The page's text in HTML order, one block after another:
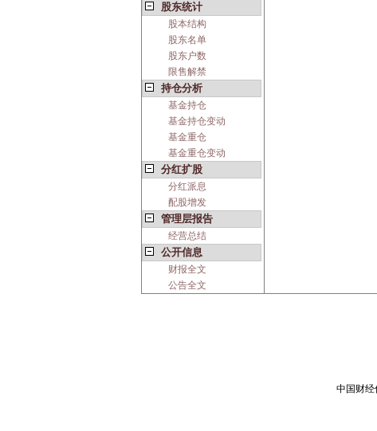
股东统计
股本结构
股东名单
股东户数
限售解禁
持仓分析
基金持仓
基金持仓变动
基金重仓
基金重仓变动
分红扩股
分红派息
配股增发
管理层报告
经营总结
公开信息
财报全文
公告全文
中国财经